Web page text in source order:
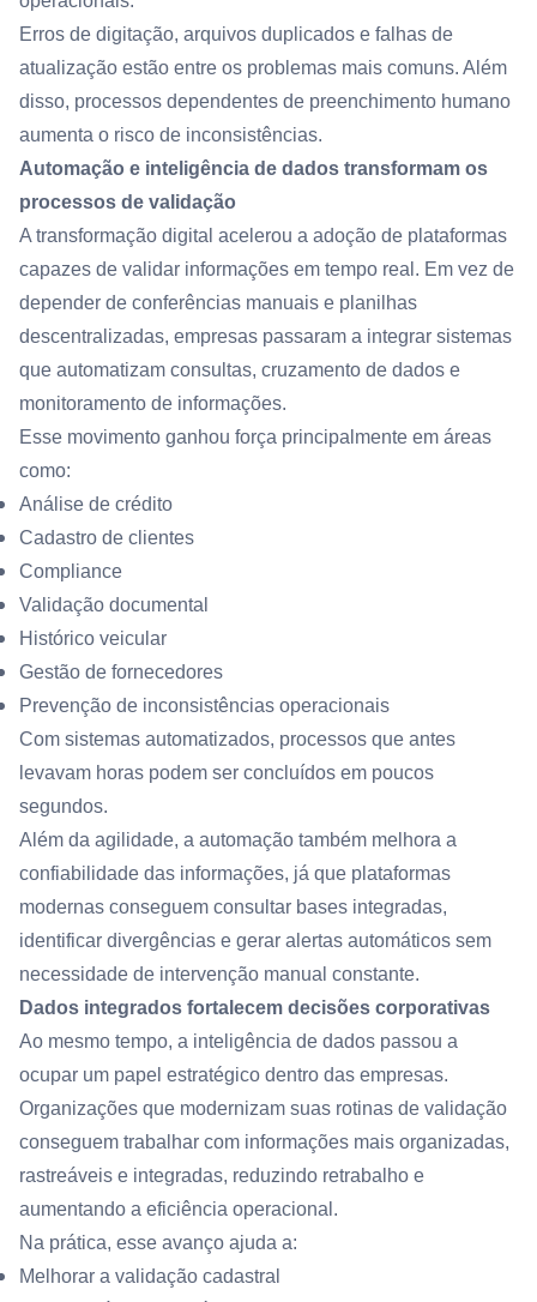
Erros de digitação, arquivos duplicados e falhas de
atualização estão entre os problemas mais comuns. Além
disso, processos dependentes de preenchimento humano
aumenta o risco de inconsistências.
Automação e inteligência de dados transformam os
processos de validação
A transformação digital acelerou a adoção de plataformas
capazes de validar informações em tempo real. Em vez de
depender de conferências manuais e planilhas
descentralizadas, empresas passaram a integrar sistemas
que automatizam consultas, cruzamento de dados e
monitoramento de informações.
Esse movimento ganhou força principalmente em áreas
como:
Análise de crédito
Cadastro de clientes
Compliance
Validação documental
Histórico veicular
Gestão de fornecedores
Prevenção de inconsistências operacionais
Com sistemas automatizados, processos que antes
levavam horas podem ser concluídos em poucos
segundos.
Além da agilidade, a automação também melhora a
confiabilidade das informações, já que plataformas
modernas conseguem consultar bases integradas,
identificar divergências e gerar alertas automáticos sem
necessidade de intervenção manual constante.
Dados integrados fortalecem decisões corporativas
Ao mesmo tempo, a inteligência de dados passou a
ocupar um papel estratégico dentro das empresas.
Organizações que modernizam suas rotinas de validação
conseguem trabalhar com informações mais organizadas,
rastreáveis e integradas, reduzindo retrabalho e
aumentando a eficiência operacional.
Na prática, esse avanço ajuda a:
Melhorar a validação cadastral